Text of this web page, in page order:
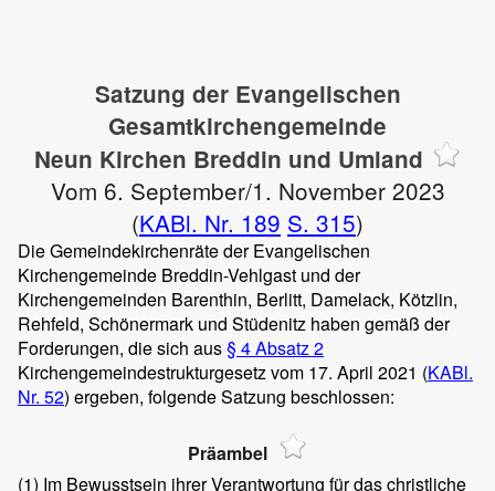
Satzung der Evangelischen
Gesamtkirchengemeinde
Neun Kirchen Breddin und Umland
Vom 6. September/1. November 2023
(KABl. Nr. 189 S. 315)
Die Gemeindekirchenräte der Evangelischen
Kirchengemeinde Breddin-Vehlgast und der
Kirchengemeinden Barenthin, Berlitt, Damelack, Kötzlin,
Rehfeld, Schönermark und Stüdenitz haben gemäß der
Forderungen, die sich aus§ 4 Absatz 2
Kirchengemeindestrukturgesetz vom 17. April 2021 (KABl.
Nr. 52) ergeben, folgende Satzung beschlossen:
Präambel
(1) Im Bewusstsein ihrer Verantwortung für das christliche